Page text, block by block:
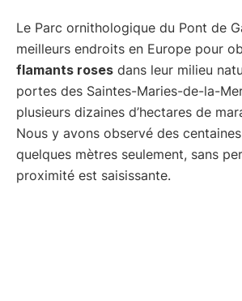
Le Parc ornithologique du Pont de
meilleurs endroits en Europe pour
flamants roses dans leur milieu
portes des Saintes-Maries-de-la-
plusieurs dizaines d’hectares de
Nous y avons observé des
quelques mètres seulement, sans
proximité est saisissante.